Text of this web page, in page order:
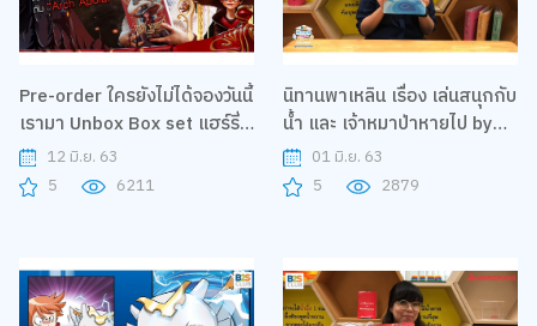
Pre-order ใครยังไม่ได้จองวันนี้
เรามา Unbox Box set แฮร์รี่
พอตเตอร์ 20 ปี กับ "Arch
Apolar"
12 มิ.ย. 63
5
6211
นิทานพาเหลิน เรื่อง เล่นสนุกกับ
น้ำ และ เจ้าหมาป่าหายไป by
Nanmeebooks| B2S Home
Sweet Home
01 มิ.ย. 63
5
2879